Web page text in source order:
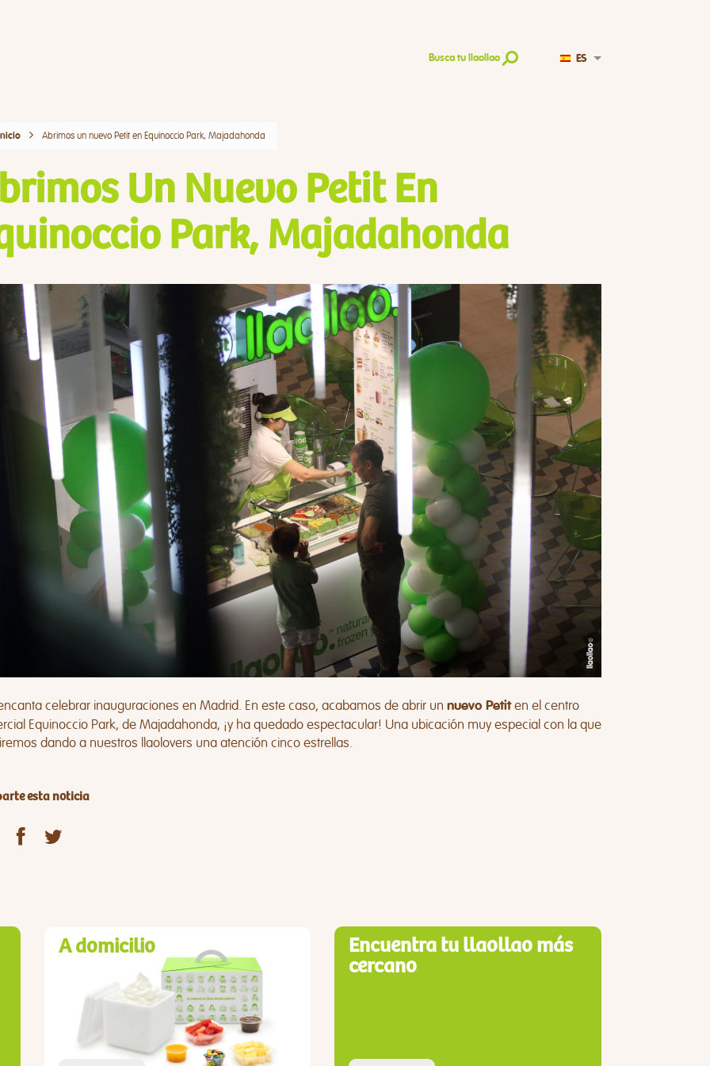
Busca tu llaollao ES
Abrimos un nuevo Petit en Equinoccio Park, Majadahonda
Un Nuevo Petit En
Park, Majadahonda
celebrar inauguraciones en Madrid. En este caso, acabamos de abrir un nuevo Petiten el centro
Equinoccio Park, de Majadahonda, ¡y ha quedado espectacular! Una ubicación muy especial con la que
dando a nuestros llaolovers una atención cinco estrellas.
esta noticia
A domicilio
Encuentra tu llaollao más
cercano